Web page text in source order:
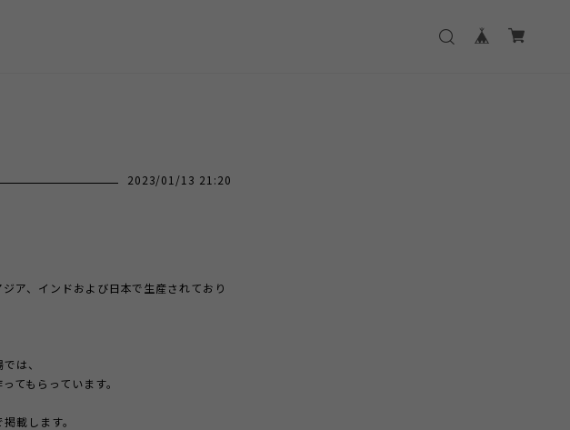
2023/01/13 21:20
ア、インドおよび日本で生産されており
は、
てもらっています。
載します。